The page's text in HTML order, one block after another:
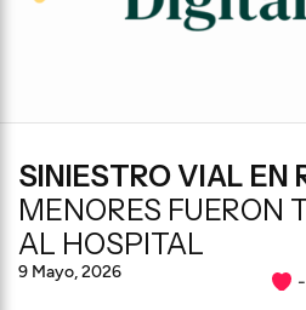
SINIESTRO VIAL EN
MENORES FUERON
AL HOSPITAL
9 Mayo, 2026